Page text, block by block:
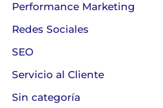
Performance Marketing
Redes Sociales
SEO
Servicio al Cliente
Sin categoría